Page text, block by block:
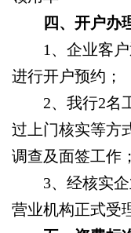
四、开户办
1 、企业客
进行开户预约；
2、我行2名
过上门核实等方
调查及面签工作；
3、经核实
营业机构正式受